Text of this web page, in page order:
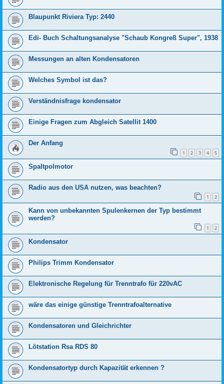
Blaupunkt Riviera Typ: 2440
Edi- Buch Schaltungsanalyse "Schaub Kongreß Super", 1938
Messungen an alten Kondensatoren
Welches Symbol ist das?
Verständnisfrage kondensator
Einige Fragen zum Abgleich Satellit 1400
Der Anfang
1 2 3 4 5
Spaltpolmotor
Radio aus den USA nutzen, was beachten?
1 2
Kann von unbekannten Spulenkernen der Typ bestimmt
werden?
1 2
Kondensator
Philips Trimm Kondensator
Elektronische Regelung für Trenntrafo für 220vAC
wäre das einige günstige Trenntrafoalternative
Kondensatoren und Gleichrichter
Lötstation Rsa RDS 80
Kondensatortyp durch Kapazität erkennen ?